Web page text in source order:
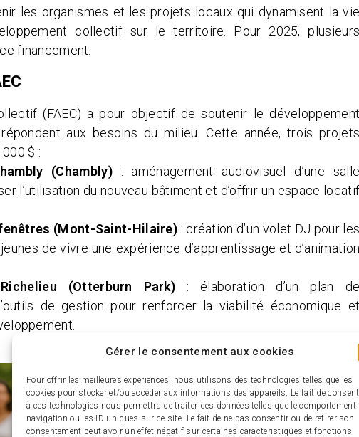
Gérer le consentement aux cookies
Pour offrir les meilleures expériences, nous utilisons des technologies telles que les
cookies pour stocker et/ou accéder aux informations des appareils. Le fait de
à ces technologies nous permettra de traiter des données telles que le comportement
navigation ou les ID uniques sur ce site. Le fait de ne pas consentir ou de retirer son
consentement peut avoir un effet négatif sur certaines caractéristiques et fonctions.
les organismes et les projets locaux qui dynamisent la vie
collectif sur le territoire. Pour 2025, plusieurs
financement.
(FAEC) a pour objectif de soutenir le développement
aux besoins du milieu. Cette année, trois projets
$ :
(Chambly): aménagement audiovisuel d’une salle
l’utilisation du nouveau bâtiment et d’offrir un espace locatif
(Mont-Saint-Hilaire) : création d’un volet DJ pour les
de vivre une expérience d’apprentissage et d’animation
(Otterburn Park) : élaboration d’un plan de
de gestion pour renforcer la viabilité économique et
Les projets soutenus par le FDC
Le Fonds de développement des communautés
(FDC) appuie les initiatives qui améliorent les
milieux de vie sur les plans social, économique,